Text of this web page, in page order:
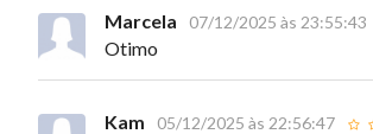
Marcela 07/12/2025 às 23:55:43
Otimo
Kam 05/12/2025 às 22:56:47